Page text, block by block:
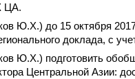
ЦА.
до 15 октября 2017
доклада, с
Ю.Х.) подготовить
Центральной Азии: